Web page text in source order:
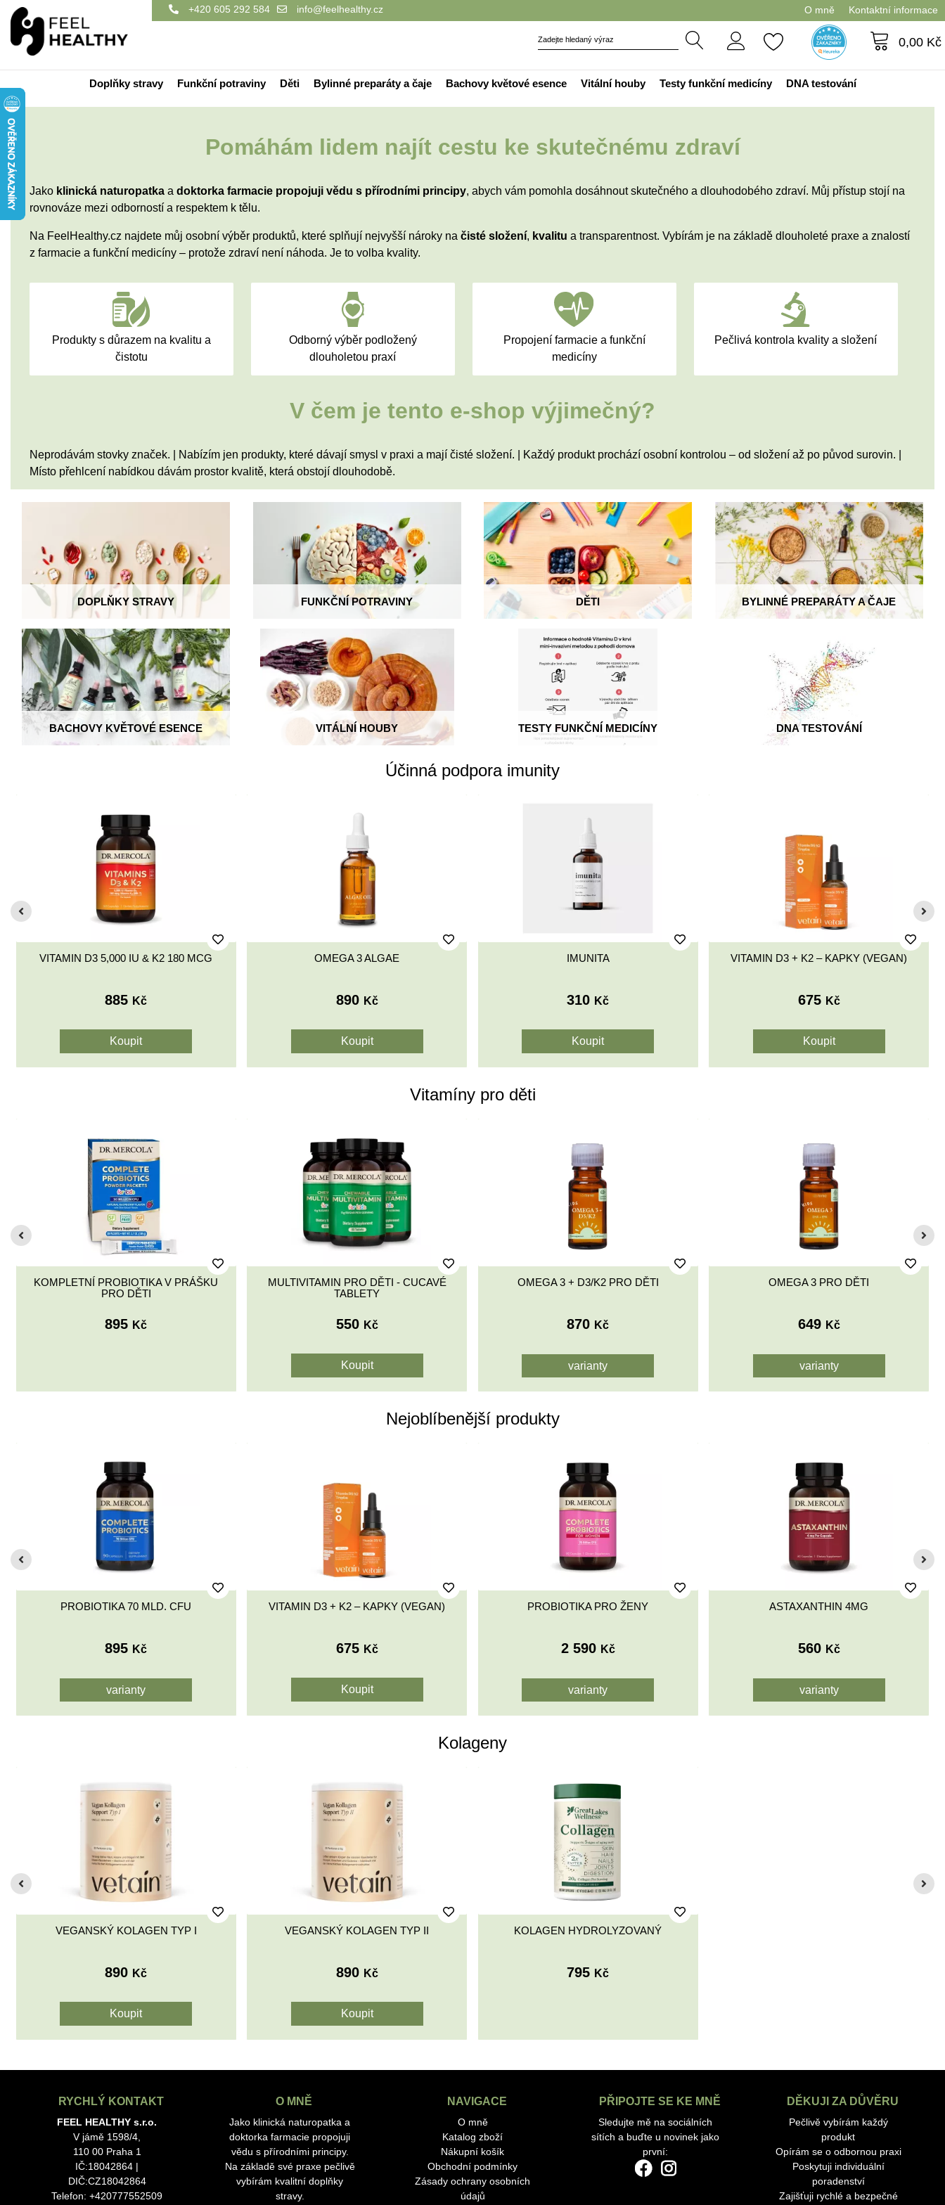
+420 605 292 584 info@feelhealthy.cz
0,00 Kč
O mně Kontaktní informace
Doplňky stravy Funkční potraviny Děti Bylinné preparáty a čaje Bachovy květové esence Vitální houby Testy funkční medicíny DNA testování
Pomáhám lidem najít cestu ke skutečnému zdraví
Jako klinická naturopatkaa doktorka farmacie propojuji vědu s přírodními principy, abych vám pomohla dosáhnout skutečného a dlouhodobého zdraví. Můj přístup stojí na
rovnováze mezi odborností a respektem k tělu.
Na FeelHealthy.cz najdete můj osobní výběr produktů, které splňují nejvyšší nároky na čisté složení, kvalitu a transparentnost. Vybírám je na základě dlouholeté praxe a znalostí
z farmacie a funkční medicíny – protože zdraví není náhoda. Je to volba kvality.
Produkty s důrazem na kvalitu a
čistotu
Odborný výběr podložený
dlouholetou praxí
Propojení farmacie a funkční
medicíny
Pečlivá kontrola kvality a složení
V čem je tento e-shop výjimečný?
Neprodávám stovky značek. | Nabízím jen produkty, které dávají smysl v praxi a mají čisté složení. | Každý produkt prochází osobní kontrolou – od složení až po původ surovin. |
Místo přehlcení nabídkou dávám prostor kvalitě, která obstojí dlouhodobě.
DOPLŇKY STRAVY FUNKČNÍ POTRAVINY DĚTI BYLINNÉ PREPARÁTY A ČAJE
BACHOVY KVĚTOVÉ ESENCE VITÁLNÍ HOUBY TESTY FUNKČNÍ MEDICÍNY DNA TESTOVÁNÍ
Účinná podpora imunity
VITAMIN D3 5,000 IU & K2 180 MCG
885 Kč
OMEGA 3 ALGAE
890 Kč
IMUNITA
310 Kč
VITAMIN D3 + K2 – KAPKY (VEGAN)
675 Kč
Vitamíny pro děti
LIPOSOMÁLNÍ VITAMIN C PRO DĚTI
350 Kč
KOMPLETNÍ PROBIOTIKA V PRÁŠKU
PRO DĚTI
895 Kč
MULTIVITAMIN PRO DĚTI - CUCAVÉ
550 Kč
OMEGA 3 + D3/K2 PRO DĚTI
varianty
870 Kč
Nejoblíbenější produkty
PROBIOTIKA 70 MLD. CFU
varianty
895 Kč
VITAMIN D3 + K2 – KAPKY (VEGAN)
675 Kč
PROBIOTIKA PRO ŽENY
varianty
2 590 Kč
ASTAXANTHIN 4MG
varianty
560 Kč
Kolageny
VEGANSKÝ KOLAGEN TYP I
890 Kč
VEGANSKÝ KOLAGEN TYP II
890 Kč
KOLAGEN HYDROLYZOVANÝ
795 Kč
RYCHLÝ KONTAKT
FEEL HEALTHY s.r.o.
V jámě 1598/4,
110 00 Praha 1
IČ:18042864 |
DIČ:CZ18042864
Telefon: +420777552509
O MNĚ
Jako klinická naturopatka a
doktorka farmacie propojuji
vědu s přírodními principy.
Na základě své praxe pečlivě
vybírám kvalitní doplňky
stravy.
NAVIGACE
O mně
Katalog zboží
Nákupní košík
Obchodní podmínky
Zásady ochrany osobních
údajů
PŘIPOJTE SE KE MNĚ
Sledujte mě na sociálních
sítích a buďte u novinek jako
první:
DĚKUJI ZA DŮVĚRU
Pečlivě vybírám každý
produkt
Opírám se o odbornou praxi
Poskytuji individuální
poradenství
Zajišťuji rychlé a bezpečné